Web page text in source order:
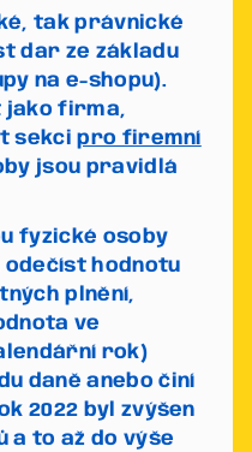
tak právnické
dar ze základu
na e-shopu).
jako firma,
sekcipro firemní
jsou pravidlá
fyzické osoby
odečíst hodnotu
plnění,
ve
rok)
daně anebo činí
2022 byl zvýšen
a to až do výše